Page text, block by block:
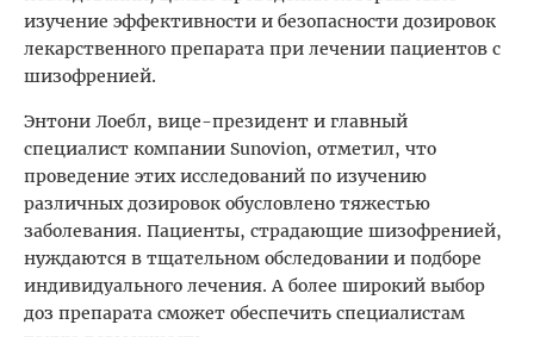
изучение эффективности и безопасности дозировок
лекарственного препарата при лечении пациентов с
шизофренией.
Энтони Лоебл, вице-президент и главный
специалист компании Sunovion, отметил, что
проведение этих исследований по изучению
различных дозировок обусловлено тяжестью
заболевания. Пациенты, страдающие шизофренией,
нуждаются в тщательном обследовании и подборе
индивидуального лечения. А более широкий выбор
доз препарата сможет обеспечить специалистам